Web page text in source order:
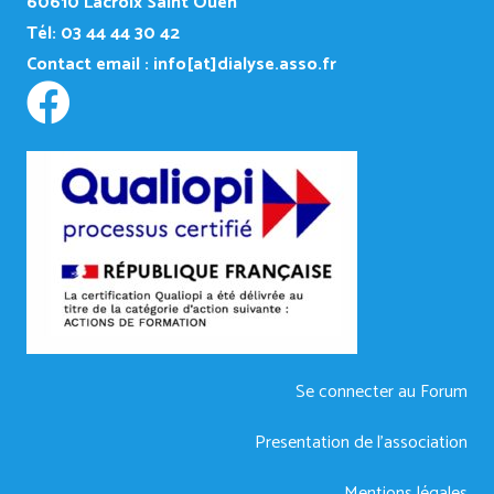
Tél: 03 44 44 30 42
Contact email : info[at]dialyse.asso.fr
Se connecter au Forum
Presentation de l’association